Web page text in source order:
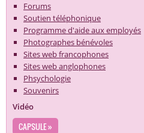
Forums
Soutien téléphonique
Programme d'aide aux employés
Photographes bénévoles
Sites web francophones
Sites web anglophones
Phsychologie
Souvenirs
Vidéo
CAPSULE »